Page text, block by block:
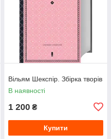
Вільям Шекспір. Збірка творів
В наявності
1 200 ₴
Купити